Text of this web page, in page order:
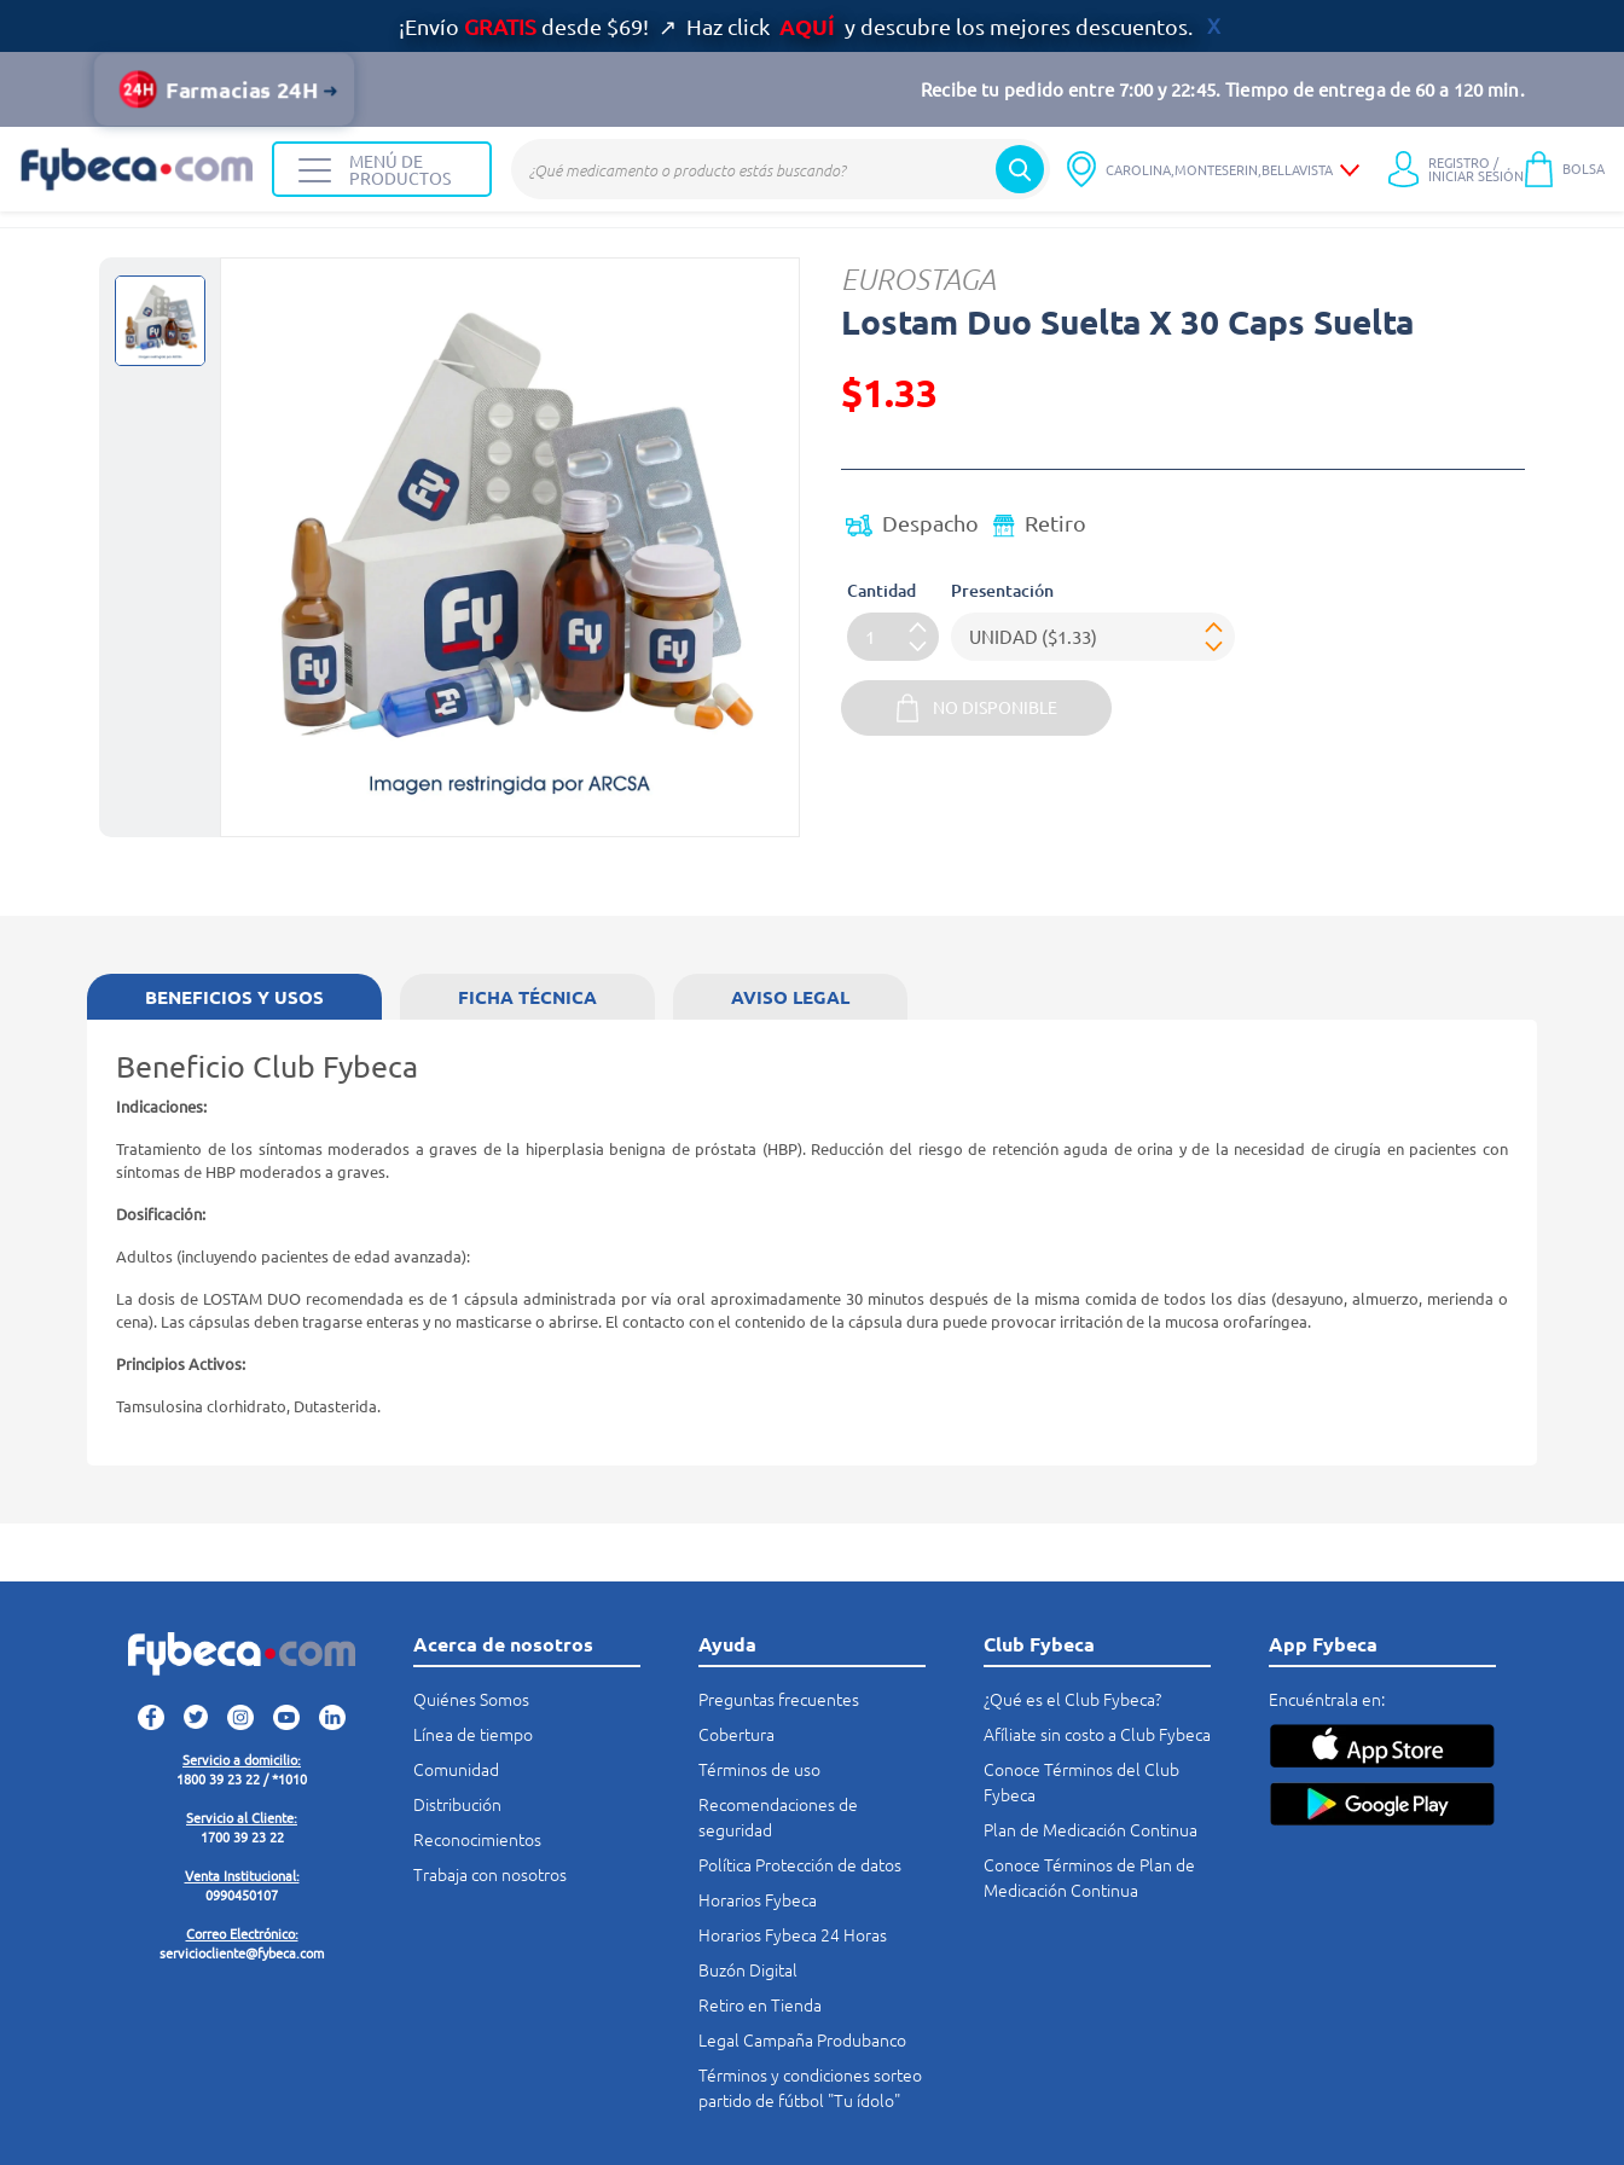
¡Envío GRATISdesde $69! ↗ Haz click AQUÍ y descubre los mejores descuentos.
Farmacias 24H Recibe tu pedido entre 7:00 y 22:45. Tiempo de entrega de 60 a 120 min.
MENÚ DE
PRODUCTOS CAROLINA,MONTESERIN,BELLAVISTA REGISTRO /
INICIAR SESIÓN BOLSA
Medicinas Hombre Lostam
EUROSTAGA
Lostam Duo Suelta X 30 Caps Suelta
Precio reducido de
$1.33
Despacho Retiro
Cantidad Presentación
NO DISPONIBLE
BENEFICIOS Y USOS
Beneficio Club Fybeca
Indicaciones:
Tratamiento de los síntomas moderados a graves de la hiperplasia benigna de próstata (HBP). Reducción del riesgo de retención aguda de orina y de la necesidad de cirugía en pacientes con
síntomas de HBP moderados a graves.
Dosificación:
Adultos (incluyendo pacientes de edad avanzada):
La dosis de LOSTAM DUO recomendada es de 1 cápsula administrada por vía oral aproximadamente 30 minutos después de la misma comida de todos los días (desayuno, almuerzo, merienda o
cena). Las cápsulas deben tragarse enteras y no masticarse o abrirse. El contacto con el contenido de la cápsula dura puede provocar irritación de la mucosa orofaríngea.
Principios Activos:
Tamsulosina clorhidrato, Dutasterida.
FICHA TÉCNICA AVISO LEGAL
Servicio a domicilio:
1800 39 23 22 / *1010
Servicio al Cliente:
1700 39 23 22
Venta Institucional:
0990450107
Correo Electrónico:
serviciocliente@fybeca.com
Acerca de nosotros
Quiénes Somos
Línea de tiempo
Comunidad
Distribución
Reconocimientos
Trabaja con nosotros
Ayuda
Preguntas frecuentes
Cobertura
Términos de uso
Recomendaciones de
seguridad
Política Protección de datos
Horarios Fybeca
Horarios Fybeca 24 Horas
Buzón Digital
Retiro en Tienda
Legal Campaña Produbanco
Términos y condiciones sorteo
partido de fútbol "Tu ídolo"
Club Fybeca
¿Qué es el Club Fybeca?
Afíliate sin costo a Club Fybeca
Conoce Términos del Club
Fybeca
Plan de Medicación Continua
Conoce Términos de Plan de
Medicación Continua
App Fybeca
Encuéntrala en: